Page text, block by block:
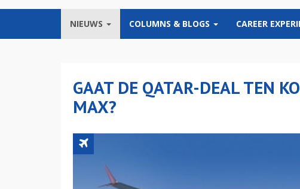
NIEUWS COLUMNS & BLOGS CAREER
GAAT DE QATAR-DEAL TEN
MAX?